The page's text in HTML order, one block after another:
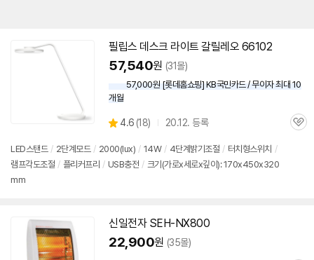
필립스 데스크 라이트 갈릴레오 66102
57,540원 (31몰)
57,000원 [롯데홈쇼핑] KB국민카드 / 무이자 최대 10
개월
별
점
4.6 (상
리
뷰
18) 20.12. 등록
관
LED스탠드 / 2단계모드 / 2000(lux) / 14W / 4단계밝기조절 / 터치형스위치 /
램프각도조절 / 플리커프리 / USB충전 / 크기(가로x세로x깊이): 170x450x320
mm
신일전자 SEH-NX800
22,900원 (35몰)